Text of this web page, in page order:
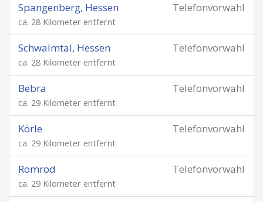
Telefonvorwahl
Spangenberg, Hessen
ca. 28 Kilometer entfernt
Telefonvorwahl
Schwalmtal, Hessen
ca. 28 Kilometer entfernt
Telefonvorwahl
Bebra
ca. 29 Kilometer entfernt
Telefonvorwahl
Körle
ca. 29 Kilometer entfernt
Telefonvorwahl
Romrod
ca. 29 Kilometer entfernt